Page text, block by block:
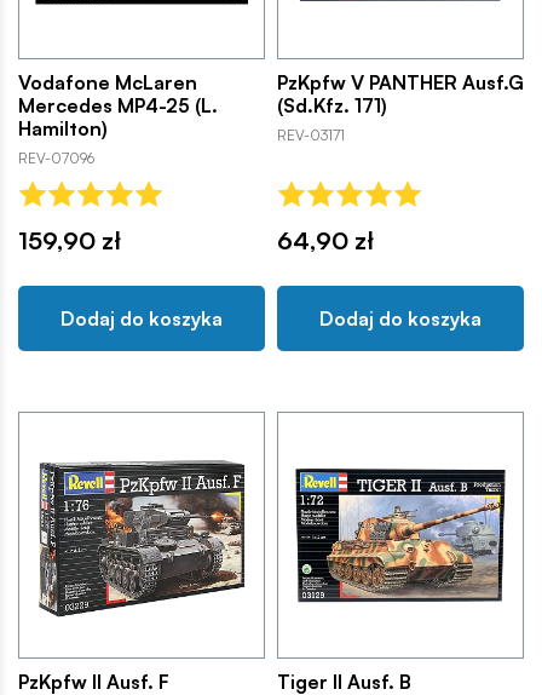
Vodafone McLaren
Mercedes MP4-25 (L.
Hamilton)
REV-07096
159,90 zł
Dodaj do koszyka
PzKpfw V PANTHER Ausf.G
(Sd.Kfz. 171)
REV-03171
64,90 zł
Dodaj do koszyka
PzKpfw II Ausf. F Tiger II Ausf. B